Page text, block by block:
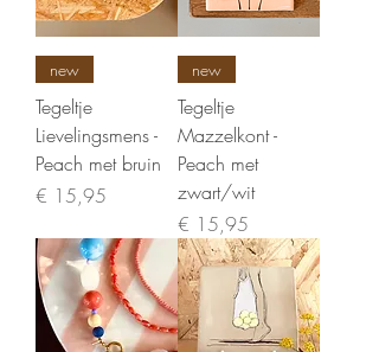
new
Tegeltje
Lievelingsmens -
Peach met bruin
Prijs
€ 15,95
new
Tegeltje
Mazzelkont -
Peach met
zwart/wit
Prijs
€ 15,95